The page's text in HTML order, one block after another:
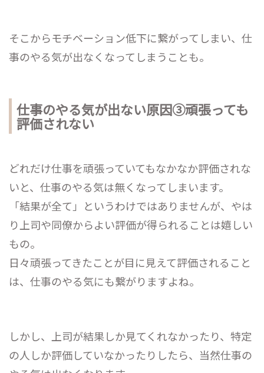
そこからモチベーション低下に繋がってしまい、仕
事のやる気が出なくなってしまうことも。
仕事のやる気が出ない原因③頑張っても
評価されない
どれだけ仕事を頑張っていてもなかなか評価されな
いと、仕事のやる気は無くなってしまいます。
「結果が全て」というわけではありませんが、やは
り上司や同僚からよい評価が得られることは嬉しい
もの。
日々頑張ってきたことが目に見えて評価されること
は、仕事のやる気にも繋がりますよね。
しかし、上司が結果しか見てくれなかったり、特定
の人しか評価していなかったりしたら、当然仕事の